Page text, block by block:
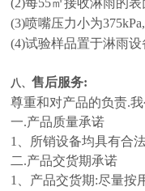
(3)喷嘴压力小为
(4)试验样品置于淋雨
八、 售后服务:
尊重和对产品的负责.
一.产品质量承诺
1、所销设备均具有合
二.产品交货期承诺
1、产品交货期:尽量按